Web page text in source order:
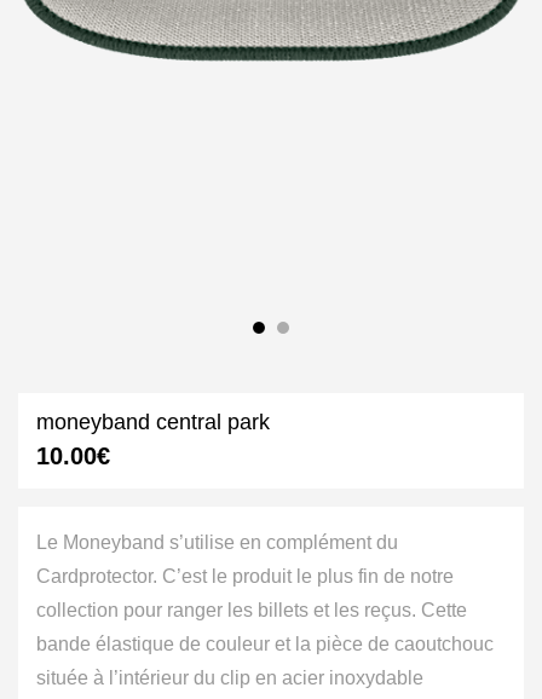
moneyband central park
10.00€
Le Moneyband s’utilise en complément du
Cardprotector. C’est le produit le plus fin de notre
collection pour ranger les billets et les reçus. Cette
bande élastique de couleur et la pièce de caoutchouc
située à l’intérieur du clip en acier inoxydable